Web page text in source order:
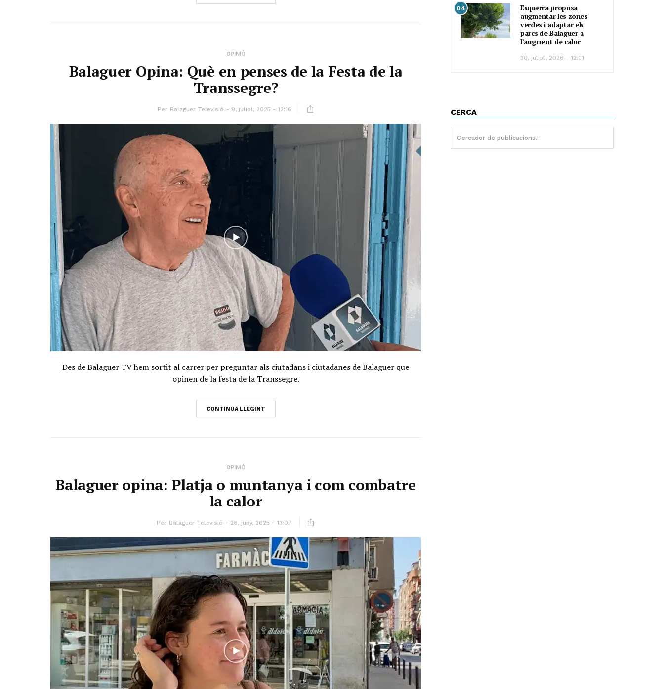
OPINIÓ
Balaguer Opina: Què en penses de la Festa de la
Transsegre?
Per Balaguer Televisió 9, juliol, 2025 - 12:16
Des de Balaguer TV hem sortit al carrer per preguntar als ciutadans i ciutadanes de Balaguer que
opinen de la festa de la Transsegre.
CONTINUA LLEGINT
OPINIÓ
Balaguer opina: Platja o muntanya i com combatre
la calor
Per Balaguer Televisió 26, juny, 2025 - 13:07
04
Esquerra proposa
augmentar les zones
verdes i adaptar els
parcs de Balaguer a
l’augment de calor
30, juliol, 2026 - 12:01
CERCA